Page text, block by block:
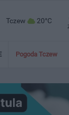
Tczew 20°C
Pogoda Tczew